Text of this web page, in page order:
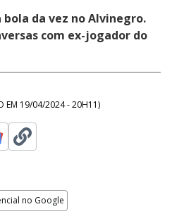
da vez no Alvinegro.
com ex-jogador do
EM 19/04/2024 - 20H11)
no Google